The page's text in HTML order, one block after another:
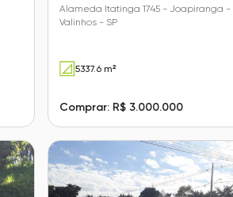
Alameda Itatinga 1745 - Joapiranga -
Valinhos - SP
5337.6 m²
Comprar: R$ 3.000.000